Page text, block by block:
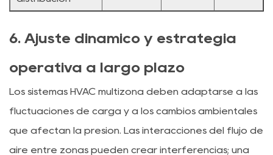
6. Ajuste dinámico y estrategia
operativa a largo plazo
Los sistemas HVAC multizona deben adaptarse a las
fluctuaciones de carga y a los cambios ambientales
que afectan la presión. Las interacciones del flujo de
aire entre zonas pueden crear interferencias; una